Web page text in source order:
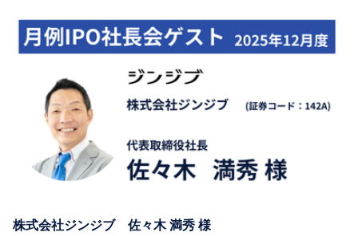
株式会社ジンジブ 佐々木 満秀 様